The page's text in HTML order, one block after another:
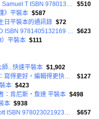
團體學習指南：諮商專業，作者 Gladding Samuel T ISBN 9780137051526 平裝本
$510
》平裝本 $587
日平裝本的通訊錄 $72
臨床產科學習指引：胎兒與母親 作者：MD ISBN 9781405132169 平裝本 $623
）平裝本 $111
...快速平裝本 $1,902
九天小說自我編輯：小說作家的自我編輯：寫得更好，編輯得更快平裝本
$127
本 $423
：肯尼斯‧詹達 平裝本 $498
本 $938
國際關係理論學習指南 作者：Burchill Scott ISBN 9780230219236 平裝本 $657